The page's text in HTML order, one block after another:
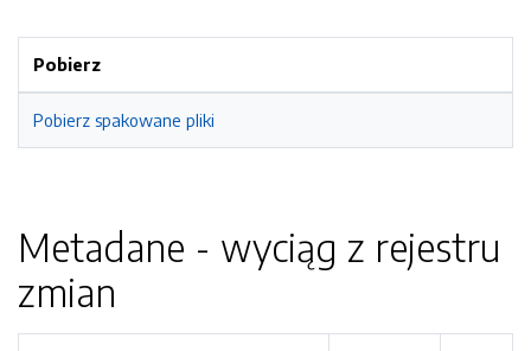
Pobierz
Pobierz spakowane pliki
Metadane - wyciąg z rejestru
zmian